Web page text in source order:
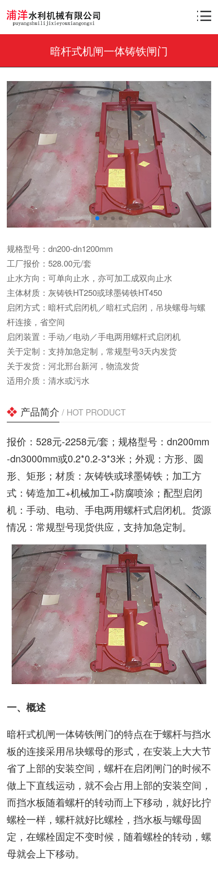
暗杆式机闸一体铸铁闸门
规格型号：dn200-dn1200mm
工厂报价：528.00元/套
止水方向：可单向止水，亦可加工成双向止水
主体材质：灰铸铁HT250或球墨铸铁HT450
启闭方式：暗杆式启闭机／暗杠式启闭，吊块螺母与螺
杆连接，省空间
启闭装置：手动／电动／手电两用螺杆式启闭机
关于定制：支持加急定制，常规型号3天内发货
关于发货：河北邢台新河，物流发货
适用介质：清水或污水
产品简介 / HOT PRODUCT
报价：528元-2258元/套；规格型号：dn200mm
-dn3000mm或0.2*0.2-3*3米；外观：方形、圆
形、矩形；材质：灰铸铁或球墨铸铁；加工方
式：铸造加工+机械加工+防腐喷涂；配型启闭
机：手动、电动、手电两用螺杆式启闭机。货源
情况：常规型号现货供应，支持加急定制。
一、概述
暗杆式机闸一体铸铁闸门的特点在于螺杆与挡水
板的连接采用吊块螺母的形式，在安装上大大节
省了上部的安装空间，螺杆在启闭闸门的时候不
做上下直线运动，就不会占用上部的安装空间，
而挡水板随着螺杆的转动而上下移动，就好比拧
螺栓一样，螺杆就好比螺栓，挡水板与螺母固
定，在螺栓固定不变时候，随着螺栓的转动，螺
母就会上下移动。